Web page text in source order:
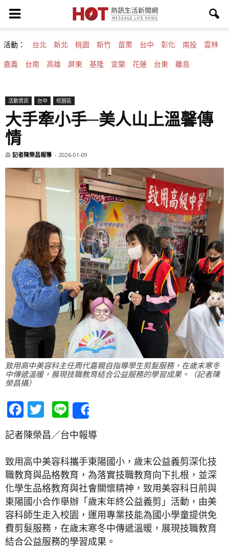
活動： 台北 新北 桃園 新竹 苗栗 台中 彰化 南投 雲林
嘉義 台南 高雄 屏東 基隆 宜蘭 花蓮 台東 離島
活動資訊 台中 校園區
大手牽小手─美人山上溫馨傳
情
由 記者陳榮昌報導 - 2026-01-09
致用高中美容科主任周代嘉親自指導學生剪髮服務，在歲末寒冬
中傳遞溫暖，展現技職教育結合公益服務的學習成果。（記者陳
榮昌攝）
Facebook
Twitter
Line
記者陳榮昌／台中報導
致用高中美容科攜手東陽國小，歲末公益義剪深化技
職教育與品格教育，為落實技職教育向下扎根，並深
化學生品格教育與社會關懷精神，致用美容科日前與
東陽國小合作舉辦「歲末年終公益義剪」活動，由美
容科師生走入校園，運用專業技能為國小學童提供免
費剪髮服務，在歲末寒冬中傳遞溫暖，展現技職教育
結合公益服務的學習成果。